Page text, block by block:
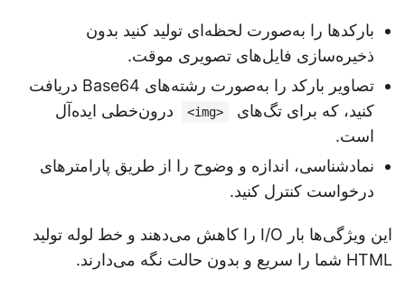
بارکدها را به‌صورت لحظه‌ای تولید کنید بدون
ذخیره‌سازی فایل‌های تصویری موقت.
تصاویر بارکد را به‌صورت رشته‌های Base64 دریافت
کنید، که برای تگ‌های
درون‌خطی ایده‌آل
است.
نمادشناسی، اندازه و وضوح را از طریق پارامترهای
درخواست کنترل کنید.
این ویژگی‌ها بار I/O را کاهش می‌دهند و خط لوله تولید
HTML شما را سریع و بدون حالت نگه می‌دارند.